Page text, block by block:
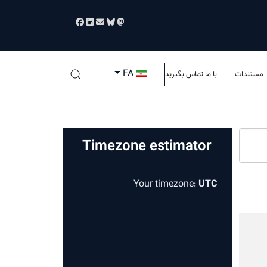
مستندات با ما تماس بگیرید زبان خود را انتخاب کنید
FA
Timezone estimator
Your timezone: UTC